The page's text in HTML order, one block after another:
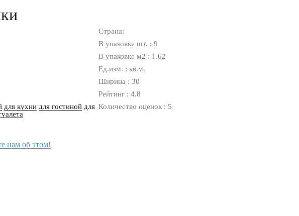
для кухни для гостиной для
Страна:
В упаковке шт. : 9
В упаковке м2 : 1.62
Ед.изм. : кв.м.
Ширина : 30
Рейтинг : 4.8
Количество оценок : 5
нам об этом!